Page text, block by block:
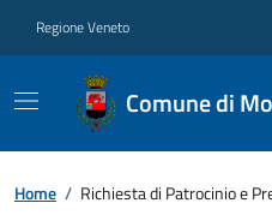
Regione Veneto
Comune di
Home / Richiesta di Patrocinio e